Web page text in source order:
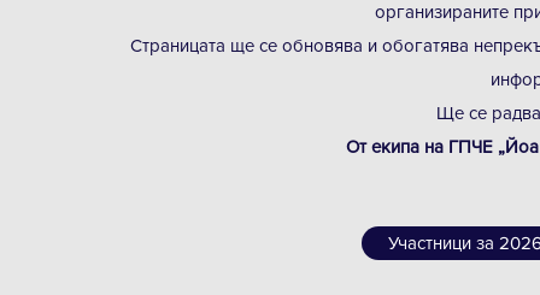
организираните
Страницата ще се обновява и обогатява
Ще се
От екипа на ГПЧЕ
Участници за